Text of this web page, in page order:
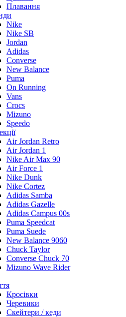
Плавання
Nike
Nike SB
Jordan
Adidas
Converse
New Balance
Puma
On Running
Vans
Crocs
Mizuno
Speedo
Air Jordan Retro
Air Jordan 1
Nike Air Max 90
Air Force 1
Nike Dunk
Nike Cortez
Adidas Samba
Adidas Gazelle
Adidas Campus 00s
Puma Speedcat
Puma Suede
New Balance 9060
Chuck Taylor
Converse Chuck 70
Mizuno Wave Rider
Кросівки
Черевики
Скейтери / кеди